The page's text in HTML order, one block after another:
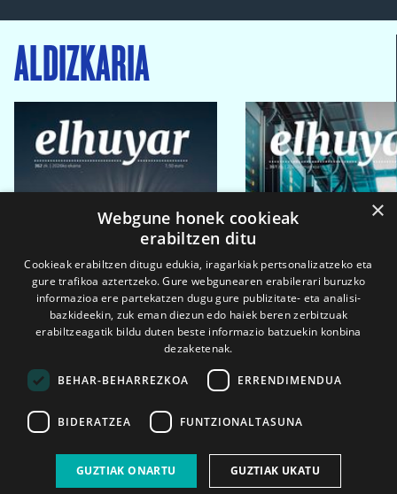
ALDIZKARIA
2026ko eka. 1a 2026ko mar. 1a
×
Webgune honek cookieak
erabiltzen ditu
Cookieak erabiltzen ditugu edukia, iragarkiak pertsonalizatzeko eta
gure trafikoa aztertzeko. Gure webgunearen erabilerari buruzko
informazioa ere partekatzen dugu gure publizitate- eta analisi-
bazkideekin, zuk eman diezun edo haiek beren zerbitzuak
erabiltzeagatik bildu duten beste informazio batzuekin konbina
dezaketenak.
BEHAR-BEHARREZKOA ERRENDIMENDUA
BIDERATZEA FUNTZIONALTASUNA
GUZTIAK ONARTU GUZTIAK UKATU